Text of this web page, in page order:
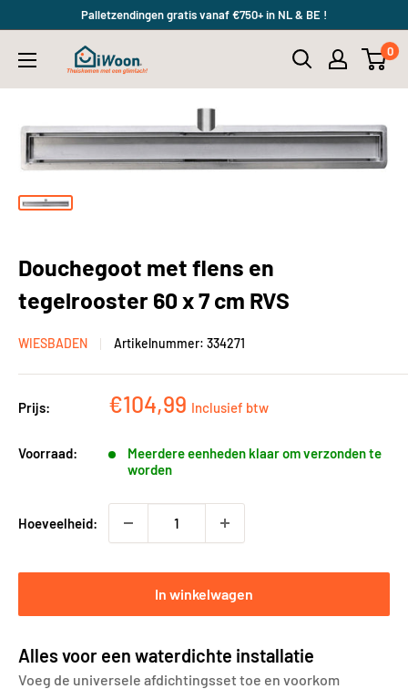
content
Palletzendingen gratis vanaf €750+ in NL & BE !
iWoon.nl 0
Douchegoot met flens en
tegelrooster 60 x 7 cm RVS
WIESBADEN Artikelnummer: 334271
Prijs: Kortingsprijs
€104,99 Inclusief btw
Voorraad:
Meerdere eenheden klaar om verzonden te
worden
Hoeveelheid:
In winkelwagen
Alles voor een waterdichte installatie
Voeg de universele afdichtingsset toe en voorkom